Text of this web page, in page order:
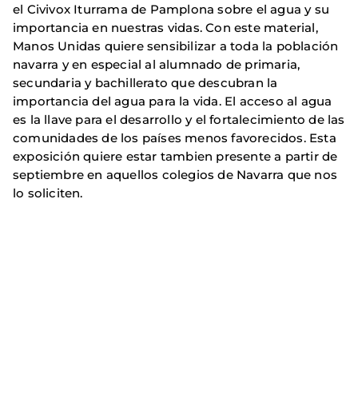
el Civivox Iturrama de Pamplona sobre el agua y su
importancia en nuestras vidas. Con este material,
Manos Unidas quiere sensibilizar a toda la población
navarra y en especial al alumnado de primaria,
secundaria y bachillerato que descubran la
importancia del agua para la vida. El acceso al agua
es la llave para el desarrollo y el fortalecimiento de las
comunidades de los países menos favorecidos. Esta
exposición quiere estar tambien presente a partir de
septiembre en aquellos colegios de Navarra que nos
lo soliciten.